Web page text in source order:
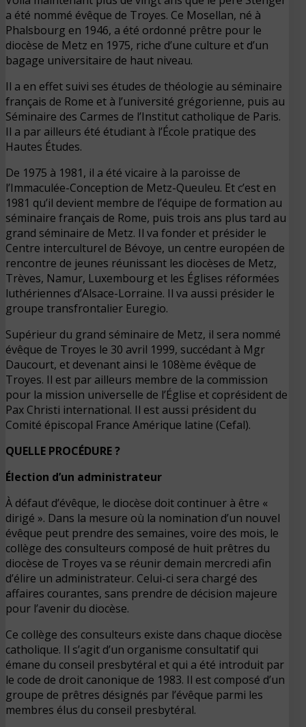
a été nommé évêque de Troyes. Ce Mosellan, né à
Phalsbourg en 1946, a été ordonné prêtre pour le
diocèse de Metz en 1975, riche d’une culture et d’un
bagage universitaire de haut niveau.
Il a en effet suivi ses études de théologie au séminaire
français de Rome et à l’université grégorienne, puis au
Séminaire des Carmes de l’Institut catholique de Paris.
Il a par ailleurs été étudiant à l’École pratique des
Hautes Études.
De 1975 à 1981, il a été vicaire à la paroisse de
l’Immaculée-Conception de Metz-Queuleu. Et c’est en
1981 qu’il devient membre de l’équipe de formation au
séminaire français de Rome, puis trois ans plus tard au
grand séminaire de Metz. Il va fonder et présider le
Centre interculturel de Bévoye, un centre européen de
rencontre de jeunes réunissant les diocèses de Metz,
Trèves, Namur, Luxembourg et les Églises réformées
luthériennes d’Alsace-Lorraine. Il va aussi présider le
groupe transfrontalier Euregio.
Supérieur du grand séminaire de Metz, il sera nommé
évêque de Troyes le 30 avril 1999, succédant à Mgr
Daucourt, et devenant ainsi le 108ème évêque de
Troyes. Il est par ailleurs membre de la commission
pour la mission universelle de l’Église et coprésident de
Pax Christi international. Il est aussi président du
Comité épiscopal France Amérique latine (Cefal).
QUELLE PROCÉDURE ?
Élection d’un administrateur
À défaut d’évêque, le diocèse doit continuer à être «
dirigé ». Dans la mesure où la nomination d’un nouvel
évêque peut prendre des semaines, voire des mois, le
collège des consulteurs composé de huit prêtres du
diocèse de Troyes va se réunir demain mercredi afin
d’élire un administrateur. Celui-ci sera chargé des
affaires courantes, sans prendre de décision majeure
pour l’avenir du diocèse.
Ce collège des consulteurs existe dans chaque diocèse
catholique. Il s’agit d’un organisme consultatif qui
émane du conseil presbytéral et qui a été introduit par
le code de droit canonique de 1983. Il est composé d’un
groupe de prêtres désignés par l’évêque parmi les
membres élus du conseil presbytéral.